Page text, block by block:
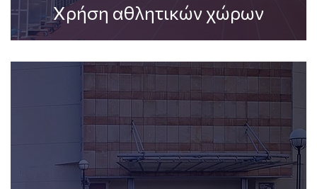
Χρήση αθλητικών χώρων